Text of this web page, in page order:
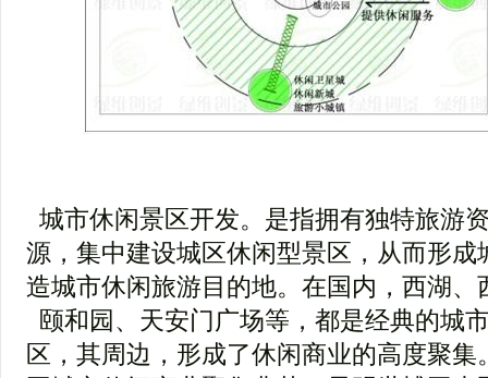
城市休闲景区开发。是指拥有独特旅游
源，集中建设城区休闲型景区，从而形成
造城市休闲旅游目的地。在国内，西湖、
颐和园、天安门广场等，都是经典的城
区，其周边，形成了休闲商业的高度聚